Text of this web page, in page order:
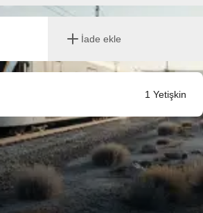
İade ekle
1 Yetişkin